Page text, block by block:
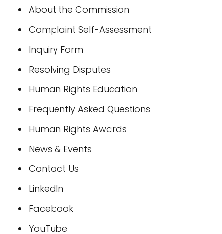
About the Commission
Complaint Self-Assessment
Inquiry Form
Resolving Disputes
Human Rights Education
Frequently Asked Questions
Human Rights Awards
News & Events
Contact Us
LinkedIn
Facebook
YouTube